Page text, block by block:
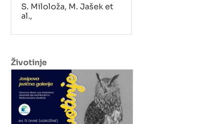
S. Miloloža, M. Jašek et
al.,
Životinje